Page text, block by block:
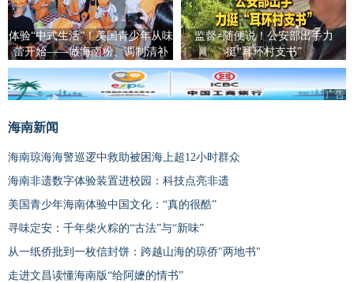
体验“中式生活”！美国青少年从味
蕾开始——做海南粉、调制清补
凉、包饺子
监督≠随便说！公安部出手力
挺“耳环村支书”
广告
海南新闻
海南琼海海警巡逻中救助被困海上超12小时群众
海南非遗数字体验装置进校园：科技点亮非遗
美国青少年海南体验中国文化：“真的很酷”
寻味定安：千年柴火粽的“古法”与“新味”
从一纸侨批到一枚信封饼：跨越山海的琼侨"两地书"
走进文昌读懂海南版“给阿嬷的情书”